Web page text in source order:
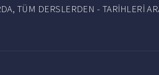
TÜM DERSLERDEN - TARİHLERİ